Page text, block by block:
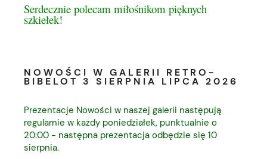
Serdecznie polecam miłośnikom pięknych
szkiełek!
NOWOŚCI W GALERII RETRO-
BIBELOT 3 SIERPNIA LIPCA 2026
Prezentacje Nowości w naszej galerii następują
regularnie w każdy poniedziałek, punktualnie o
20:00 - następna prezentacja odbędzie się 10
sierpnia.